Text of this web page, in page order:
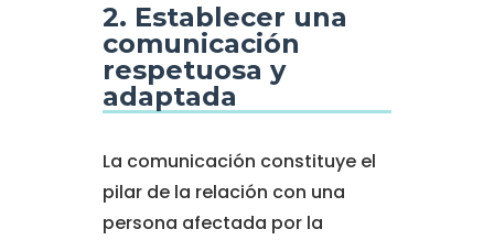
2. Establecer una
comunicación
respetuosa y
adaptada
La comunicación constituye el
pilar de la relación con una
persona afectada por la